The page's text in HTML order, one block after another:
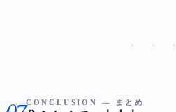
· · ·
CONCLUSION — まとめ